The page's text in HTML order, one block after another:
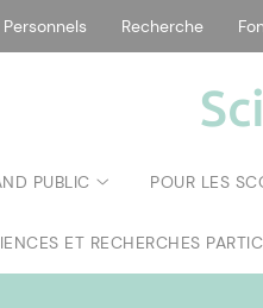
Personnels Recherche
PUBLIC POUR LES
ET RECHERCHES